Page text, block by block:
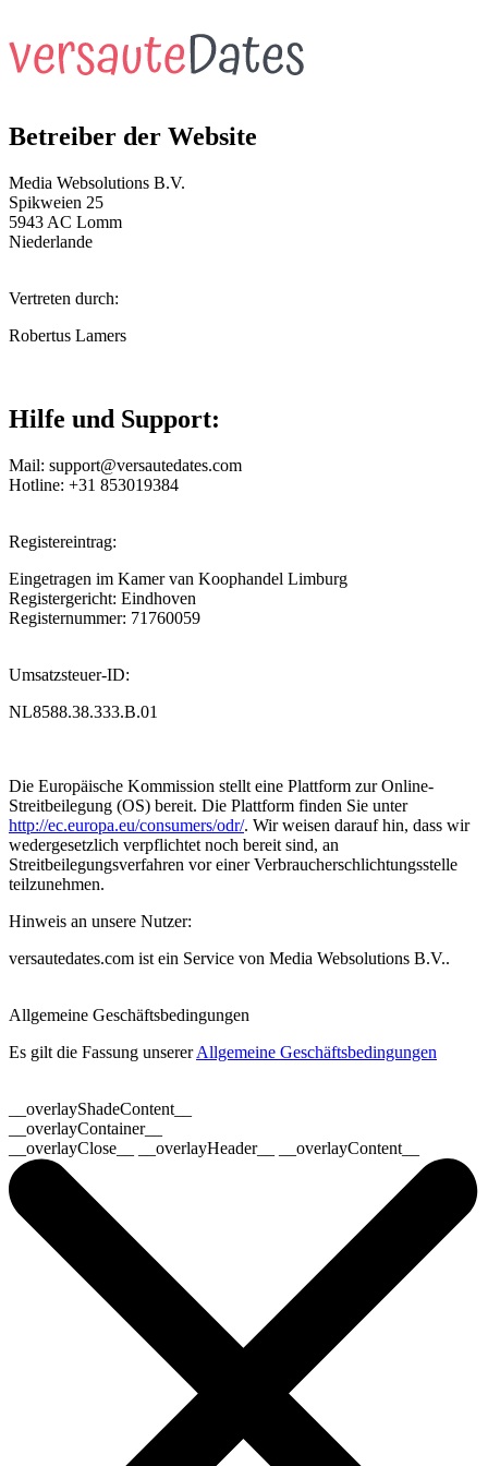
Betreiber der Website
Media Websolutions B.V.
Spikweien 25
5943 AC Lomm
Niederlande
Vertreten durch:
Robertus Lamers
Hilfe und Support:
Mail: support@versautedates.com
Hotline: +31 853019384
Registereintrag:
Eingetragen im Kamer van Koophandel Limburg
Registergericht: Eindhoven
Registernummer: 71760059
Umsatzsteuer-ID:
NL8588.38.333.B.01
Die Europäische Kommission stellt eine Plattform zur Online-
Streitbeilegung (OS) bereit. Die Plattform finden Sie unter
http://ec.europa.eu/consumers/odr/. Wir weisen darauf hin, dass wir
wedergesetzlich verpflichtet noch bereit sind, an
Streitbeilegungsverfahren vor einer Verbraucherschlichtungsstelle
teilzunehmen.
Hinweis an unsere Nutzer:
versautedates.com ist ein Service von Media Websolutions B.V..
Allgemeine Geschäftsbedingungen
Es gilt die Fassung unsererAllgemeine Geschäftsbedingungen
__overlayShadeContent__
__overlayContainer__
__overlayClose__ __overlayHeader__ __overlayContent__